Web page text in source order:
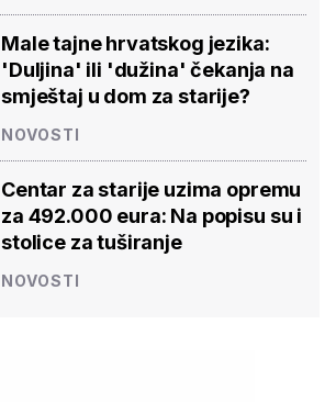
Male tajne hrvatskog jezika:
'Duljina' ili 'dužina' čekanja na
smještaj u dom za starije?
NOVOSTI
Centar za starije uzima opremu
za 492.000 eura: Na popisu su i
stolice za tuširanje
NOVOSTI